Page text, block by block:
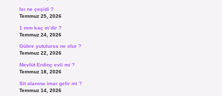
Isı ne çeşidi ?
Temmuz 25, 2026
1 mm kaç m’dir ?
Temmuz 24, 2026
Gübre yutulursa ne olur ?
Temmuz 22, 2026
Mevlüt Erdinç evli mi ?
Temmuz 18, 2026
Sit alanına imar gelir mi ?
Temmuz 14, 2026